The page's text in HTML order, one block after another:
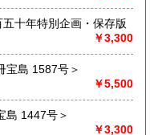
冬季:天気次第)
す。少数であれば店へ
十年特別企画・保存版
￥3,300
宝島 1587号＞
￥5,500
島 1447号＞
￥3,300